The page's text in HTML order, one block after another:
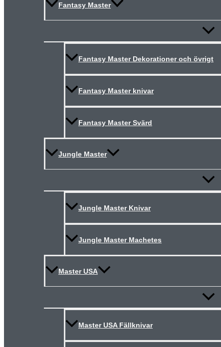
Fantasy Master
Slå
meny
Fantasy Master Dekorationer och övrigt
Fantasy Master knivar
Fantasy Master Svärd
Jungle Master
Slå
meny
Jungle Master Knivar
Jungle Master Machetes
Master USA
Slå
meny
Master USA Fällknivar